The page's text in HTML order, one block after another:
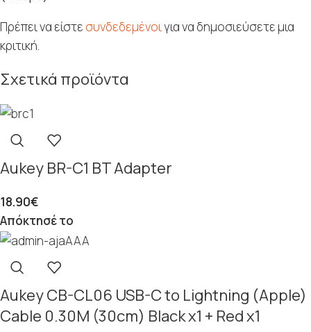
Πρέπει να είστε συνδεδεμένοι για να δημοσιεύσετε μια
κριτική.
Σχετικά προϊόντα
Aukey BR-C1 BT Adapter
18.90€
Απόκτησέ το
Aukey CB-CL06 USB-C to Lightning (Apple)
Cable 0.30M (30cm) Black x1 + Red x1